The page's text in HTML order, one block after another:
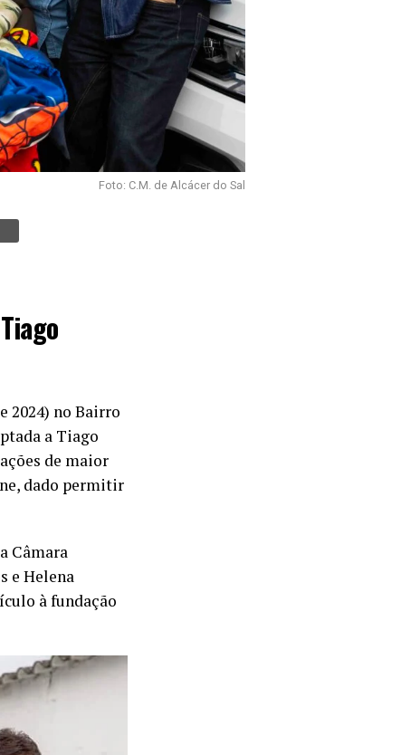
Foto: C.M. de Alcácer do Sal
2024) no Bairro
a Tiago
de maior
dado permitir
Câmara
e Helena
à fundação